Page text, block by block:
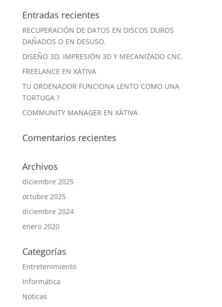
Entradas recientes
RECUPERACIÓN DE DATOS EN DISCOS DUROS
DAÑADOS O EN DESUSO.
DISEÑO 3D, IMPRESIÓN 3D Y MECANIZADO CNC.
FREELANCE EN XÀTIVA
TU ORDENADOR FUNCIONA LENTO COMO UNA
TORTUGA ?
COMMUNITY MANAGER EN XÀTIVA
Comentarios recientes
Archivos
diciembre 2025
octubre 2025
diciembre 2024
enero 2020
Categorías
Entretenimiento
Informática
Noticas